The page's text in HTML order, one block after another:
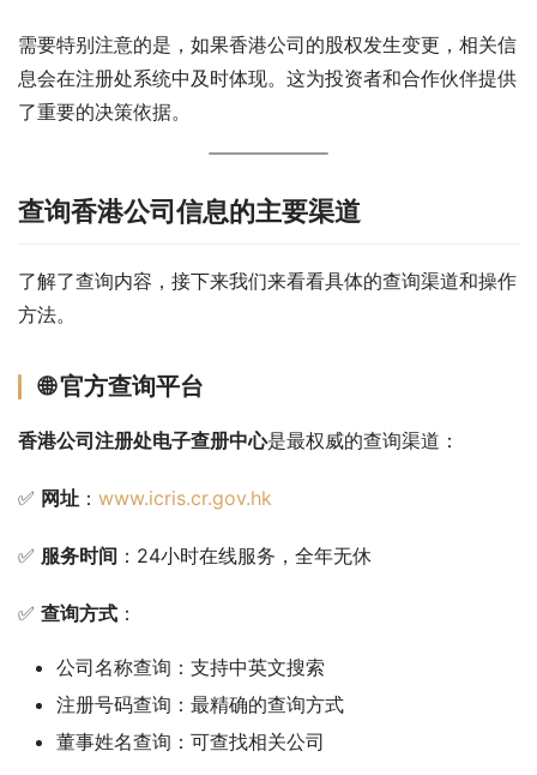
需要特别注意的是，如果香港公司的股权发生变更，相关信
息会在注册处系统中及时体现。这为投资者和合作伙伴提供
了重要的决策依据。
查询香港公司信息的主要渠道
了解了查询内容，接下来我们来看看具体的查询渠道和操作
方法。
🌐 官方查询平台
香港公司注册处电子查册中心是最权威的查询渠道：
✅ 网址 ： www.icris.cr.gov.hk
✅ 服务时间 ：24小时在线服务，全年无休
✅ 查询方式 ：
公司名称查询：支持中英文搜索
注册号码查询：最精确的查询方式
董事姓名查询：可查找相关公司